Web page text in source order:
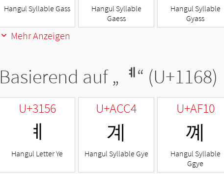
Hangul Syllable Gass
Hangul Syllable
Gaess
Hangul Syllable
Gyass
Mehr Anzeigen
Basierend auf „ ᅨ“ (U+1168)
U+3156
ㅖ
Hangul Letter Ye
U+ACC4
계
Hangul Syllable Gye
U+AF10
꼐
Hangul Syllable
Ggye